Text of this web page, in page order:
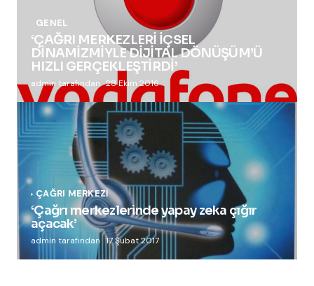
GENEL
‘ÇAĞRI MERKEZLERİ İÇSEL
DİNAMİZMİYLE DİJİTAL DÖNÜŞÜM’Ü
HIZLI GERÇEKLEŞTİRDİ’
admin tarafından 28 Ekim 2016
ÇAĞRI MERKEZI
‘Çağrı merkezlerinde yapay zeka çığır
açacak’
admin tarafından 17 Şubat 2017